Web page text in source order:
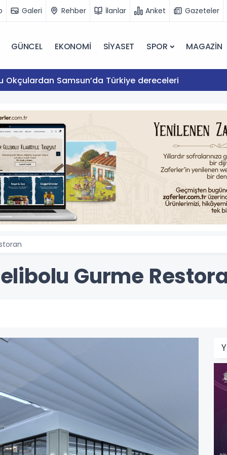
Galeri Rehber İlanlar Anket Gazeteler
GÜNCEL EKONOMİ SİYASET SPOR MAGAZİN
Okçulardan Samsun’da Türkiye dereceleri
Gurme